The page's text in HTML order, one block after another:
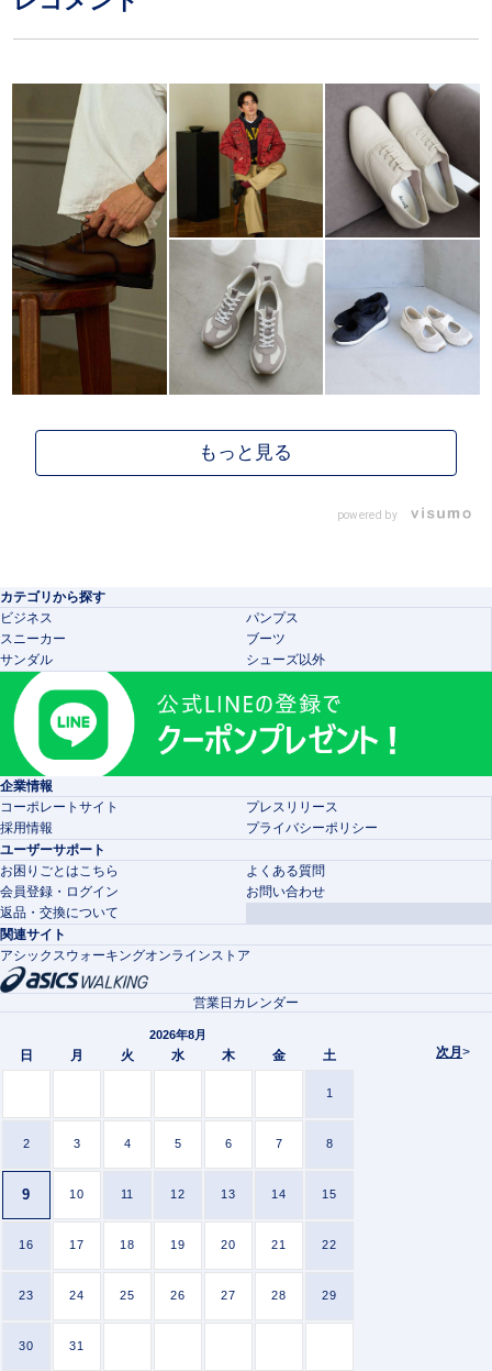
powered by
カテゴリから探す
ビジネス
パンプス
スニーカー
ブーツ
サンダル
シューズ以外
企業情報
コーポレートサイト
プレスリリース
採用情報
プライバシーポリシー
ユーザーサポート
お困りごとはこちら
よくある質問
会員登録・ログイン
お問い合わせ
返品・交換について
関連サイト
アシックスウォーキングオンラインストア
次月 >
営業日カレンダー
2026年8月
日 月 火 水 木 金 土
1
2 3 4 5 6 7 8
9 10 11 12 13 14 15
16 17 18 19 20 21 22
23 24 25 26 27 28 29
30 31